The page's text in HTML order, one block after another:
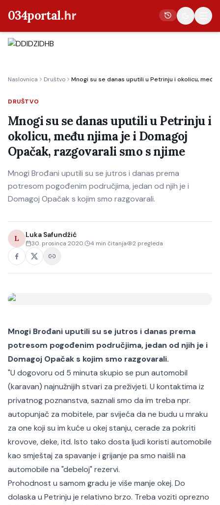
034portal.hr
Crna kronika
Poljoprivreda
Politika
Gospodarstvo
Život
Kultura
Sport
Naslovnica Društvo Mnogi su se danas uputili u Petrinju i okolicu,
DRUŠTVO
Mnogi su se danas uputili u Petrinju i
okolicu, među njima je i Domagoj
Opačak, razgovarali smo s njime
Mnogi Brođani uputili su se jutros i danas prema
potresom pogođenim područjima, jedan od njih je i
Domagoj Opačak s kojim smo razgovarali.
L Luka Safundžić
30. prosinca 2020. 4 min čitanja 2 pregleda
Mnogi Brođani uputili su se jutros i danas prema
potresom pogođenim područjima, jedan od njih je i
Domagoj Opačak s kojim smo razgovarali.
"U dogovoru od 5 minuta skupio se pun automobil
(karavan) najnužnijih stvari za preživjeti. U kontaktima iz
privatnog poznanstva, saznali smo da im treba npr.
autopunjač za mobitele, par svijeća da ne budu u mraku
za one koji su im kuće u okej stanju, cerade za pokriti
krovove, deke, itd. Isto tako dosta ljudi koristi automobile
kao smještaj za spavanje i grijanje pa smo naišli na
automobile na "debeloj" rezervi.
Prohodnost u samom gradu je više manje okej. Do
dolaska u Petrinju je relativno brzo. Treba voziti oprezno